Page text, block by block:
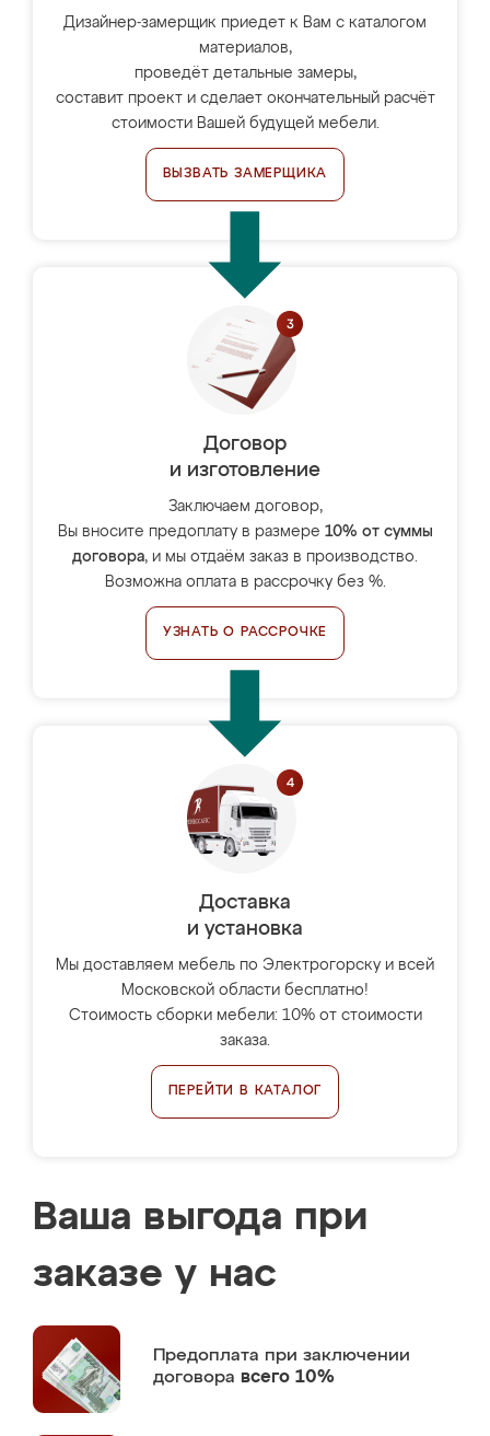
Дизайнер-замерщик приедет к Вам с каталогом
материалов,
проведёт детальные замеры,
составит проект и сделает окончательный расчёт
стоимости Вашей будущей мебели.
ВЫЗВАТЬ ЗАМЕРЩИКА
Договор
и изготовление
Заключаем договор,
Вы вносите предоплату в размере 10% от суммы
договора, и мы отдаём заказ в производство.
Возможна оплата в рассрочку без %.
УЗНАТЬ О РАССРОЧКЕ
Доставка
и установка
Мы доставляем мебель по Электрогорску и всей
Московской области бесплатно!
Стоимость сборки мебели: 10% от стоимости
заказа.
ПЕРЕЙТИ В КАТАЛОГ
Ваша выгода при
заказе у нас
Предоплата при заключении
договора всего 10%